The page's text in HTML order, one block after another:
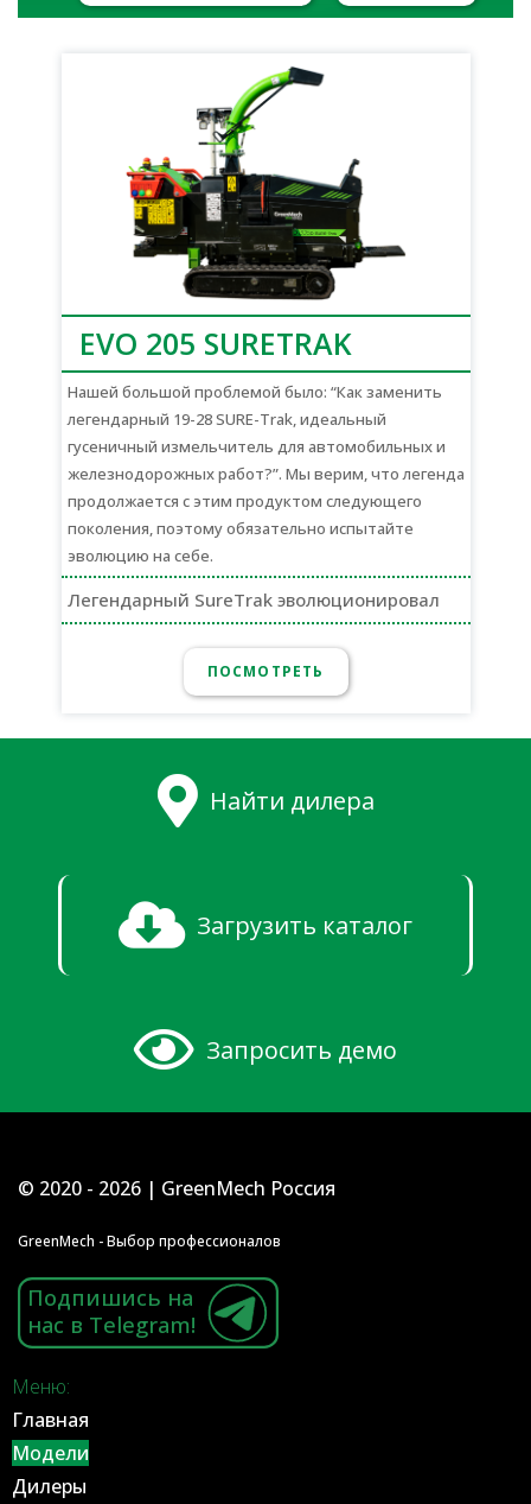
EVO 205 SURETRAK
Нашей большой проблемой было: “Как заменить
легендарный 19-28 SURE-Trak, идеальный
гусеничный измельчитель для автомобильных и
железнодорожных работ?”. Мы верим, что легенда
продолжается с этим продуктом следующего
поколения, поэтому обязательно испытайте
эволюцию на себе.
Легендарный SureTrak эволюционировал
ПОСМОТРЕТЬ
Найти дилера
Загрузить каталог
Запросить демо
© 2020 - 2026 | GreenMech Россия
GreenMech - Выбор профессионалов
Подпишись на
нас в Telegram!
Меню:
Главная
Модели
Дилеры